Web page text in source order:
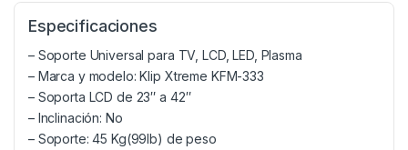
Especificaciones
– Soporte Universal para TV, LCD, LED, Plasma
– Marca y modelo: Klip Xtreme KFM-333
– Soporta LCD de 23″ a 42″
– Inclinación: No
– Soporte: 45 Kg(99lb) de peso